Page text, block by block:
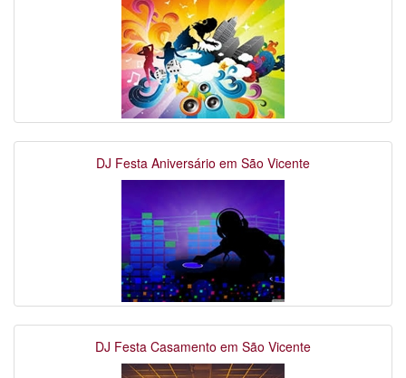
DJ Festa Aniversário em São Vicente
DJ Festa Casamento em São Vicente